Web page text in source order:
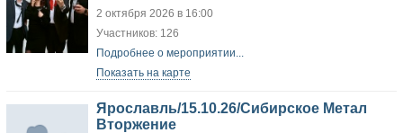
2 октября 2026 в 16:00
Участников: 126
Подробнее о мероприятии...
Показать на карте
Ярославль/15.10.26/Сибирское Метал
Вторжение